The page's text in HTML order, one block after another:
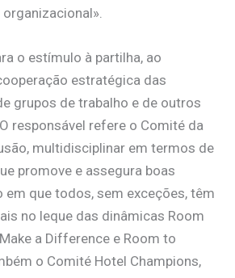
o estímulo à partilha, ao
estratégica das
grupos de trabalho e de outros
responsável refere o Comité da
multidisciplinar em termos de
promove e assegura boas
em que todos, sem exceções, têm
no leque das dinâmicas Room
a Difference e Room to
o Comité Hotel Champions,